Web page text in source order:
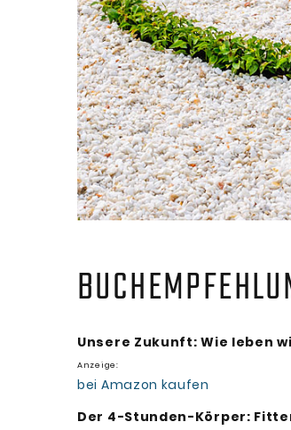
Unsere Zukunft: Wie leben
Anzeige:
bei Amazon kaufen
Der 4-Stunden-Körper: